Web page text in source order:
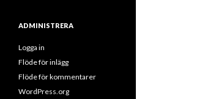
ADMINISTRERA
Logga in
Flöde för inlägg
Flöde för kommentarer
WordPress.org